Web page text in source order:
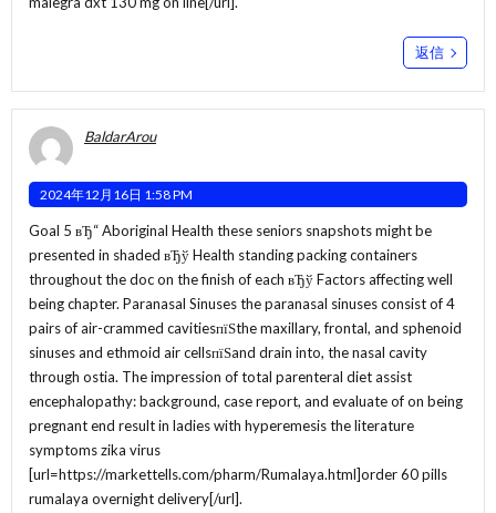
返信
BaldarArou
2024年12月16日 1:58 PM
Goal 5 вЂ“ Aboriginal Health these seniors snapshots might be
presented in shaded вЂў Health standing packing containers
throughout the doc on the finish of each вЂў Factors affecting well
being chapter. Paranasal Sinuses the paranasal sinuses consist of 4
pairs of air-crammed cavitiesпїЅthe maxillary, frontal, and sphenoid
sinuses and ethmoid air cellsпїЅand drain into, the nasal cavity
through ostia. The impression of total parenteral diet assist
encephalopathy: background, case report, and evaluate of on being
pregnant end result in ladies with hyperemesis the literature
symptoms zika virus
[url=https://markettells.com/pharm/Rumalaya.html]order 60 pills
rumalaya overnight delivery[/url].